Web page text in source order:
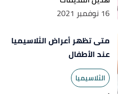
16 نوفمبر 2021
متى تظهر أعراض الثلاسيميا
عند الأطفال
الثلاسيميا